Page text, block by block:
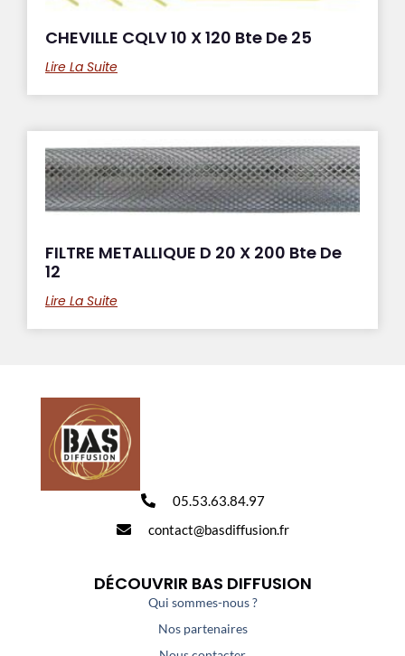
CHEVILLE CQLV 10 X 120 Bte De 25
Lire La Suite
FILTRE METALLIQUE D 20 X 200 Bte De
12
Lire La Suite
05.53.63.84.97
contact@basdiffusion.fr
DÉCOUVRIR BAS DIFFUSION
Qui sommes-nous ?
Nos partenaires